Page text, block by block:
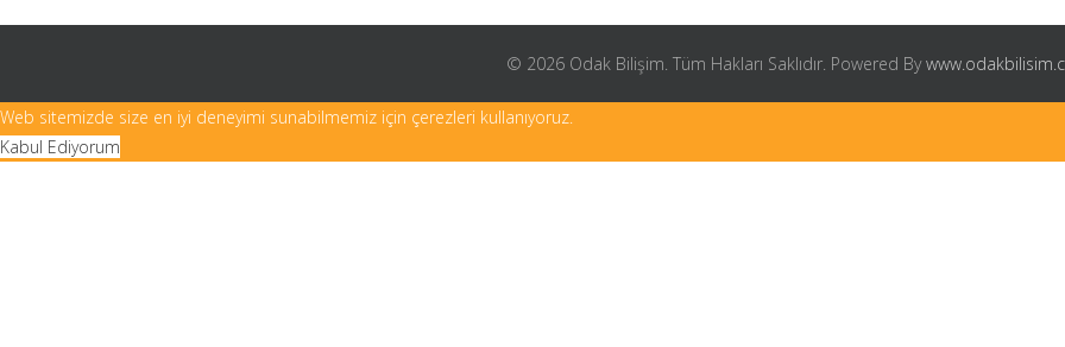
© 2026 Odak Bilişim. Tüm Hakları Saklıdır. Powered By
Web sitemizde size en iyi deneyimi sunabilmemiz için çerezleri kullanıyoruz.
Kabul Ediyorum